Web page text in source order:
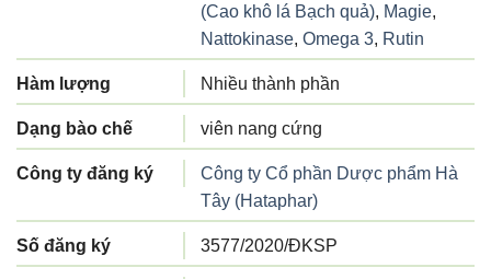
(Cao khô lá Bạch quả), Magie,
Nattokinase, Omega 3, Rutin
Hàm lượng Nhiều thành phần
Dạng bào chế viên nang cứng
Công ty đăng ký
Công ty Cổ phần Dược phẩm Hà
Tây (Hataphar)
Số đăng ký 3577/2020/ĐKSP